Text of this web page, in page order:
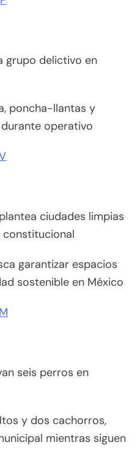
grupo delictivo en
poncha-llantas y
operativo
ciudades limpias
garantizar espacios
sostenible en México
seis perros en
y dos cachorros,
mientras siguen